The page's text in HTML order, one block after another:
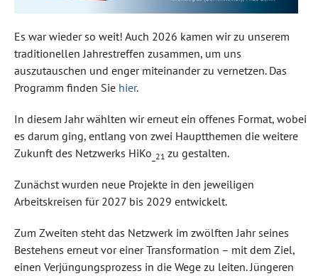
Es war wieder so weit! Auch 2026 kamen wir zu unserem
traditionellen Jahrestreffen zusammen, um uns
auszutauschen und enger miteinander zu vernetzen. Das
Programm finden Sie hier.
In diesem Jahr wählten wir erneut ein offenes Format, wobei
es darum ging, entlang von zwei Hauptthemen die weitere
Zukunft des Netzwerks HiKo _21 zu gestalten.
Zunächst wurden neue Projekte in den jeweiligen
Arbeitskreisen für 2027 bis 2029 entwickelt.
Zum Zweiten steht das Netzwerk im zwölften Jahr seines
Bestehens erneut vor einer Transformation – mit dem Ziel,
einen Verjüngungsprozess in die Wege zu leiten. Jüngeren